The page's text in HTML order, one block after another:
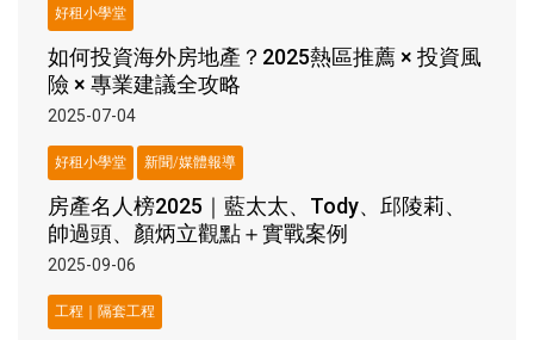
好租小學堂
如何投資海外房地產？2025熱區推薦 × 投資風
險 × 專業建議全攻略
2025-07-04
好租小學堂 新聞/媒體報導
房產名人榜2025｜藍太太、Tody、邱陵莉、
帥過頭、顏炳立觀點＋實戰案例
2025-09-06
工程｜隔套工程